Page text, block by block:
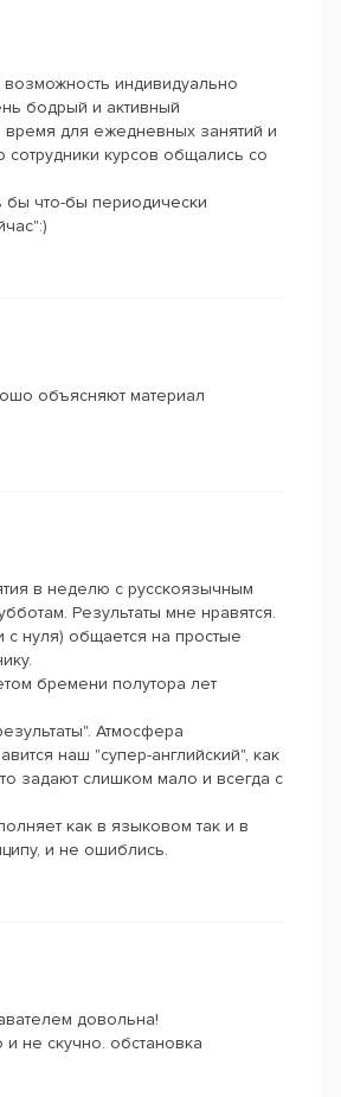
индивидуально
бодрый и активный
для ежедневных занятий и
курсов общались со
что-бы периодически
объясняют материал
в неделю с русскоязычным
Результаты мне нравятся.
с нуля) общается на простые
бремени полутора лет
Атмосфера
наш "супер-английский", как
задают слишком мало и всегда с
как в языковом так и в
и не ошиблись.
довольна!
не скучно. обстановка